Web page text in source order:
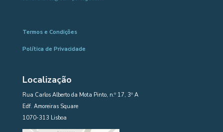
Termos e Condições
Política de Privacidade
Localização
Rua Carlos Alberto da Mota Pinto, n.º 17, 3º A
Edf. Amoreiras Square
1070-313 Lisboa